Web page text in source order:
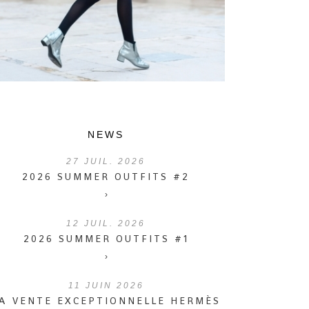
NEWS
27 JUIL. 2026
2026 SUMMER OUTFITS #2
›
12 JUIL. 2026
2026 SUMMER OUTFITS #1
›
11 JUIN 2026
VENTE EXCEPTIONNELLE HERMÈS